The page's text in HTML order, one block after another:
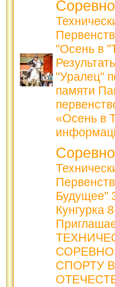
"Осень в
"Уралец"
памяти
«Осень в
Будущее"
Кунгурка
СПОРТУ